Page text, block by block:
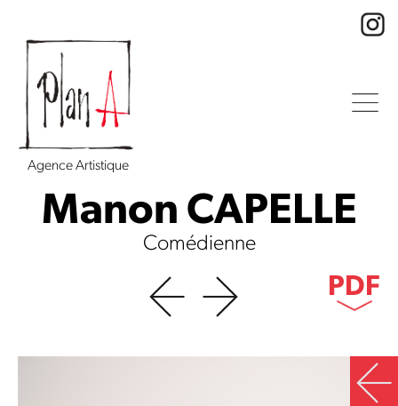
Agence Artistique
Manon CAPELLE
Comédienne
PDF